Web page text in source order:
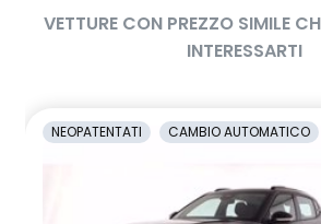
VETTURE CON PREZZO SIMILE
INTERESSARTI
NEOPATENTATI CAMBIO AUTOMATICO